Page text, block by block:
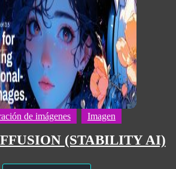
de imágenes Imagen
(STABILITY AI)